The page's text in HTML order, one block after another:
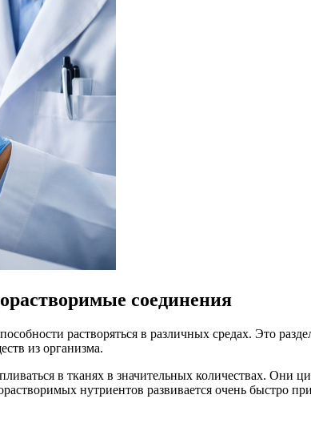
соединения
растворяться в различных средах. Это
из организма.
в тканях в значительных количествах. Они
нутриентов развивается очень быстро